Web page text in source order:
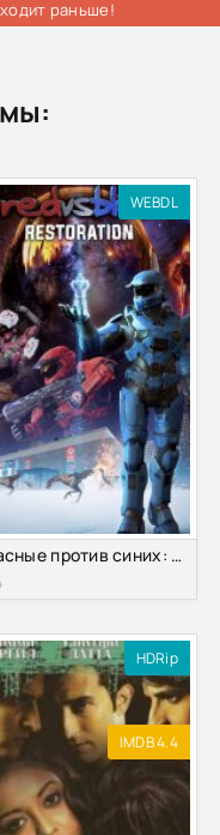
раньше!
WEBDL
Красные против синих: Возрождение (2024)
HDRip
IMDB 4.4